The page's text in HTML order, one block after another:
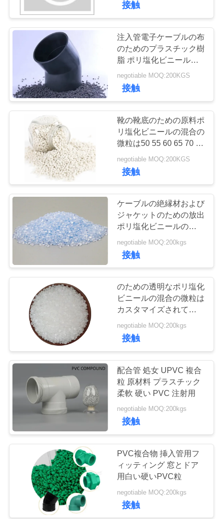
地
PRIVACY
POLICY
接触
注入管電子ケーブルの布
のためのプラスチック樹
脂 ポリ塩化ビニールの
混合の微粒
negotiable MOQ:200KGS
接触
靴の靴底のための原料ポ
リ塩化ビニールの混合の
微粒は50 55 60 65 70 75
80 90を支える
negotiable MOQ:200KGS
接触
ケーブルの絶縁材および
ジャケットのための放出
ポリ塩化ビニールの混合
の微粒
negotiable MOQ:200kgs
接触
のための透明なポリ塩化
ビニールの混合の微粒は
カスタマイズされてガー
デン・ホース
negotiable MOQ:200kgs
接触
配合管 処女 UPVC 複合
粒 原材料 プラスチック
柔軟 硬い PVC 注射用
negotiable MOQ:200kgs
接触
PVC複合物 挿入管用フ
ィッティング 窓とドア
用白い硬いPVC粒
negotiable MOQ:200kgs
接触